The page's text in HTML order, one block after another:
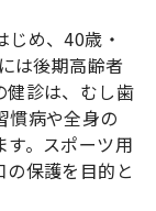
め、40歳・
は後期高齢者
健診は、むし歯
慣病や全身の
。スポーツ用
保護を目的と